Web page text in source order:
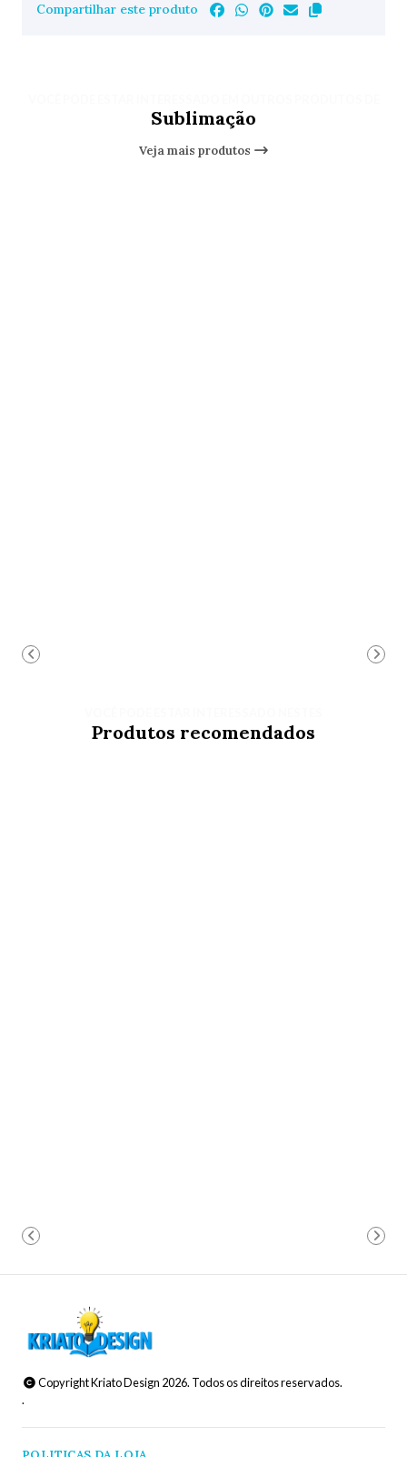
Compartilhar este produto
Sublimação
Veja mais produtos
Produtos recomendados
Copyright Kriato Design 2026. Todos os direitos reservados.
.